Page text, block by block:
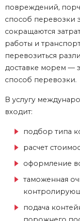
повреждений,
способ перевозки
сокращаются
работы и
перевозиться
доставке морем —
способ перевозки.
В услугу
входит:
подбор типа
расчет
оформление
таможенная
подача